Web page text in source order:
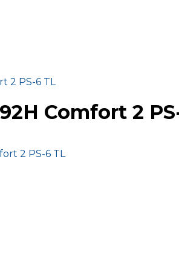
2 PS-6 TL
Comfort 2